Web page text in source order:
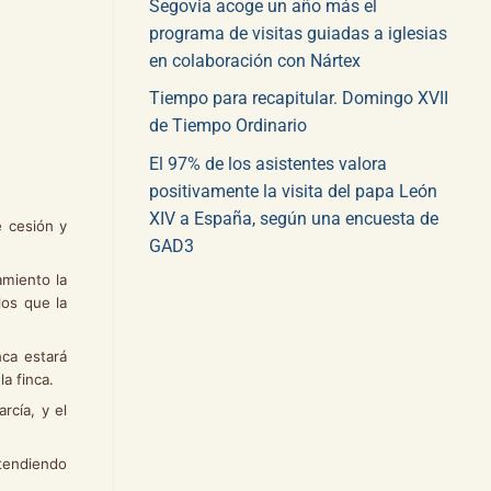
cesión y
la
que la
estará
finca.
y el
Segovia acoge un año más el
programa de visitas guiadas a iglesias
en colaboración con Nártex
Tiempo para recapitular. Domingo XVII
de Tiempo Ordinario
El 97% de los asistentes valora
positivamente la visita del papa León
XIV a España, según una encuesta de
GAD3